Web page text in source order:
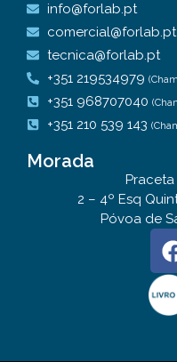
info@forlab.pt
comercial@forlab.pt
tecnica@forlab.pt
+351 219534979
+351 968707040
+351 210 539 143
Morada
Praceta
2 – 4º Esq
Póvoa de